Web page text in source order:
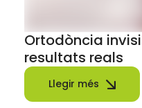
Ortodòncia
resultats reals
Llegir més